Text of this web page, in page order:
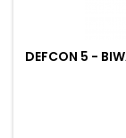
DEFCON 5 -